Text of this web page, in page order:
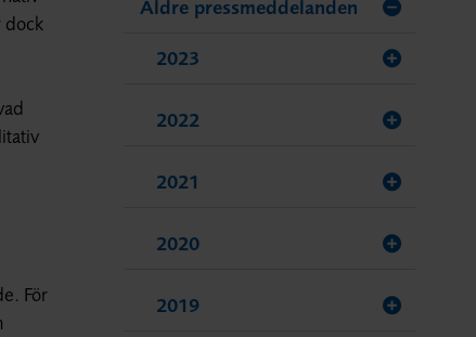
dock
För
Äldre pressmeddelanden
2023
2022
2021
2020
2019